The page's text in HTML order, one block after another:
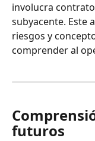
involucra
subyacente. Este
riesgos y
comprender al
futuros